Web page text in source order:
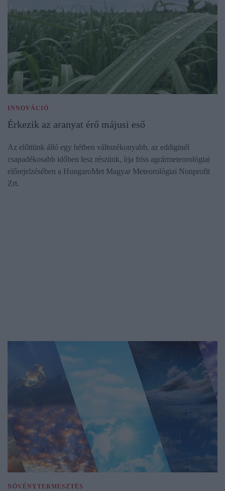
INNOVÁCIÓ
Érkezik az aranyat érő májusi eső
Az előttünk álló egy hétben változékonyabb, az eddiginél
csapadékosabb időben lesz részünk, írja friss agrármeteorológiai
előrejelzésében a HungaroMet Magyar Meteorológiai Nonprofit
Zrt.
NÖVÉNYTERMESZTÉS